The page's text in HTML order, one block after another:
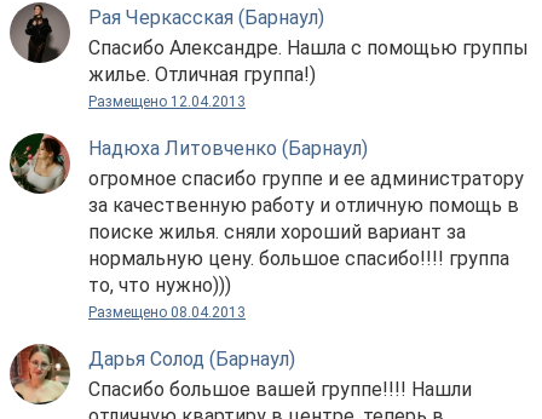
Рая Черкасская (Барнаул)
Спасибо Александре. Нашла с помощью группы
жилье. Отличная группа!)
Размещено 12.04.2013
Надюха Литовченко (Барнаул)
огромное спасибо группе и ее администратору
за качественную работу и отличную помощь в
поиске жилья. сняли хороший вариант за
нормальную цену. большое спасибо!!!! группа
то, что нужно)))
Размещено 08.04.2013
Дарья Солод (Барнаул)
Спасибо большое вашей группе!!!! Нашли